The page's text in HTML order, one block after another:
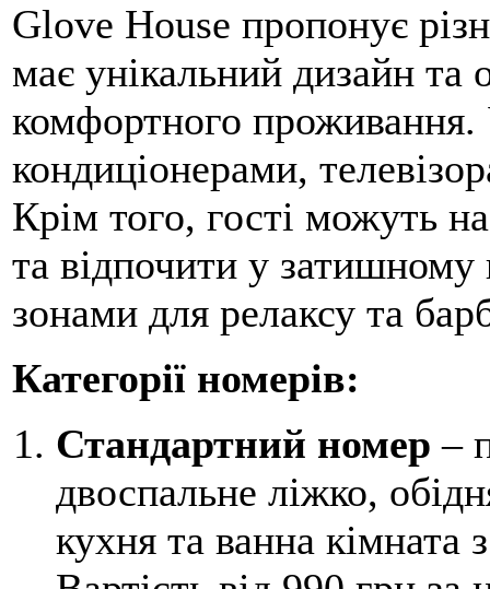
Glove House пропонує
має унікальний дизайн
комфортного проживання.
кондиціонерами,
Крім того, гості можуть
та відпочити у
зонами для релаксу та
Категорії номерів:
Стандартний номер –
двоспальне ліжко,
кухня та ванна кімната